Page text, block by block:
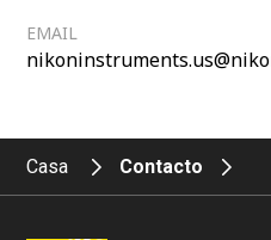
EMAIL
Casa Contacto